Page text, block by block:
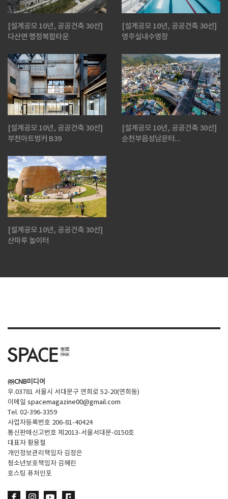
[설계공모 10년, 공공건축 30선]
다산면 행정복합타운
[설계공모 10년, 공공건축 30선]
영주실내수영장
[설계공모 10년, 공공건축 30선]
부천아트벙커 B39
[설계공모 10년, 공공건축 30선]
순천부읍성남문터...
[설계공모 10년, 공공건축 30선]
산마루 놀이터
㈜CNB미디어
우.03781 서울시 서대문구 연희로 52-20(연희동)
이메일 spacemagazine00@gmail.com
Tel. 02-396-3359
사업자등록번호 206-81-40424
통신판매신고번호 제2013-서울서대문-0150호
대표자 황용철
개인정보관리책임자 김정은
청소년보호책임자 김혜린
호스팅 퓨처인포